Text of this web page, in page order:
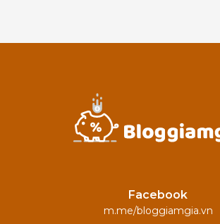
Facebook
m.me/bloggiamgia.vn